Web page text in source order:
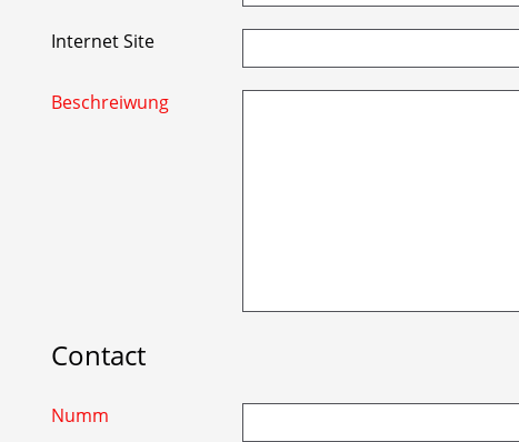
Internet Site
Beschreiwung
Contact
Numm